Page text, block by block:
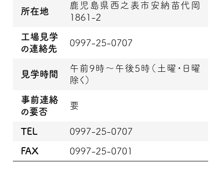
所在地
鹿児島県西之表市安納苗代岡
1861-2
工場見学
の連絡先
0997-25-0707
見学時間
午前9時～午後5時（土曜・日曜
除く）
事前連絡
の要否
要
TEL 0997-25-0707
FAX 0997-25-0701